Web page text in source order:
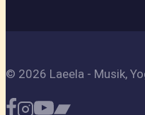
© 2026 Laeela - Musik,